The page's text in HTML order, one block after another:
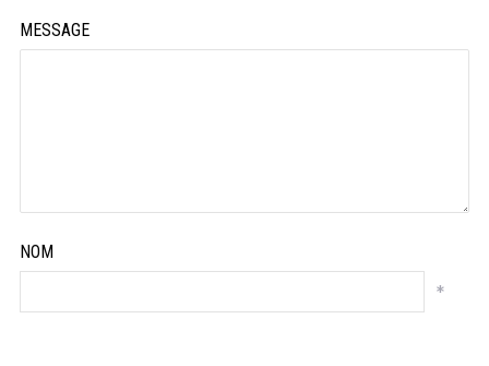
MESSAGE
NOM
*